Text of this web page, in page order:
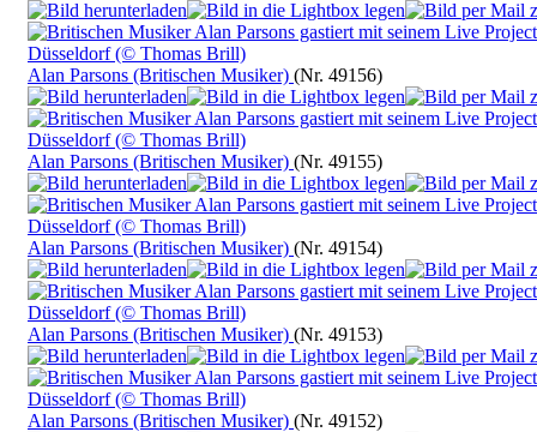
Alan Parsons (Britischen Musiker) (Nr. 49156)
Alan Parsons (Britischen Musiker) (Nr. 49155)
Alan Parsons (Britischen Musiker) (Nr. 49154)
Alan Parsons (Britischen Musiker) (Nr. 49153)
Alan Parsons (Britischen Musiker) (Nr. 49152)